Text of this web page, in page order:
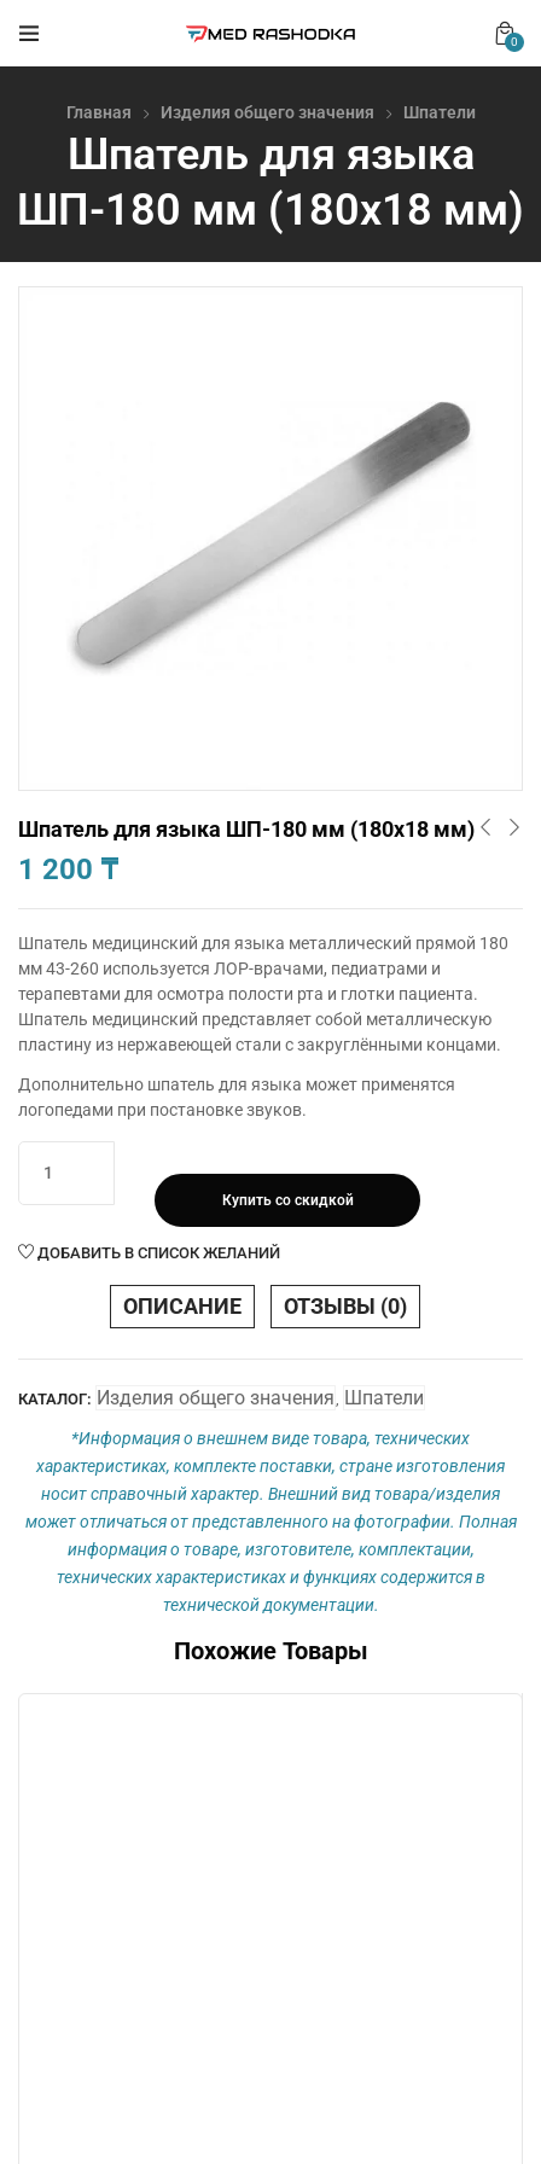
0
Главная Изделия общего значения Шпатели
Шпатель для языка
ШП-180 мм (180х18 мм)
Шпатель для языка ШП-180 мм (180х18 мм)
1 200 ₸
Шпатель медицинский для языка металлический прямой 180
мм 43-260 используется ЛОР-врачами, педиатрами и
терапевтами для осмотра полости рта и глотки пациента.
Шпатель медицинский представляет собой металлическую
пластину из нержавеющей стали с закруглёнными концами.
Дополнительно шпатель для языка может применятся
логопедами при постановке звуков.
товара
Шпатель
языка
Купить со скидкой
ДОБАВИТЬ В СПИСОК ЖЕЛАНИЙ
ОПИСАНИЕ ОТЗЫВЫ (0)
КАТАЛОГ: Изделия общего значения Шпатели
*Информация о внешнем виде товара, технических
характеристиках, комплекте поставки, стране изготовления
носит справочный характер. Внешний вид товара/изделия
может отличаться от представленного на фотографии. Полная
информация о товаре, изготовителе, комплектации,
технических характеристиках и функциях содержится в
технической документации.
Похожие Товары